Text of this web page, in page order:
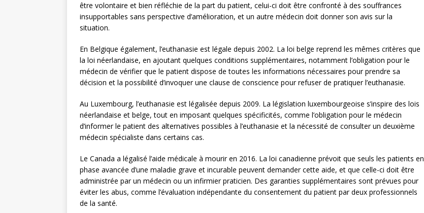
être volontaire et bien réfléchie de la part du patient, celui-ci doit être confronté à des souffrances
insupportables sans perspective d’amélioration, et un autre médecin doit donner son avis sur la
situation.
En Belgique également, l’euthanasie est légale depuis 2002. La loi belge reprend les mêmes critères que
la loi néerlandaise, en ajoutant quelques conditions supplémentaires, notamment l’obligation pour le
médecin de vérifier que le patient dispose de toutes les informations nécessaires pour prendre sa
décision et la possibilité d’invoquer une clause de conscience pour refuser de pratiquer l’euthanasie.
Au Luxembourg, l’euthanasie est légalisée depuis 2009. La législation luxembourgeoise s’inspire des lois
néerlandaise et belge, tout en imposant quelques spécificités, comme l’obligation pour le médecin
d’informer le patient des alternatives possibles à l’euthanasie et la nécessité de consulter un deuxième
médecin spécialiste dans certains cas.
Le Canada a légalisé l’aide médicale à mourir en 2016. La loi canadienne prévoit que seuls les patients en
phase avancée d’une maladie grave et incurable peuvent demander cette aide, et que celle-ci doit être
administrée par un médecin ou un infirmier praticien. Des garanties supplémentaires sont prévues pour
éviter les abus, comme l’évaluation indépendante du consentement du patient par deux professionnels
de la santé.